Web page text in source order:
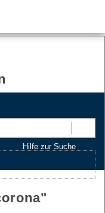
Hilfe zur Suche
"